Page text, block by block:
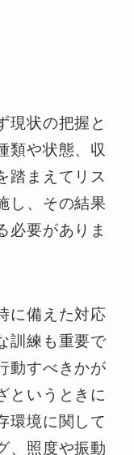
現状の把握と
類や状態、収
踏まえてリス
し、その結果
必要がありま
に備えた対応
訓練も重要で
動すべきかが
というときに
環境に関して
、照度や振動